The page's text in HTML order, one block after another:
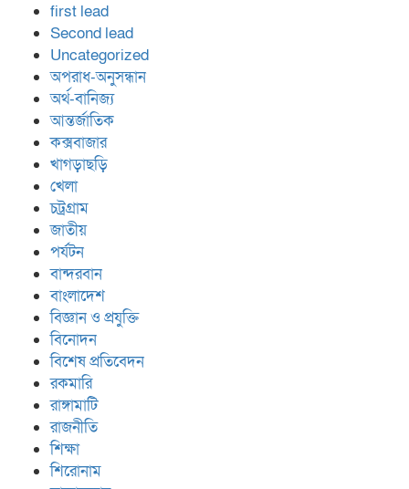
first lead
Second lead
Uncategorized
অপরাধ-অনুসন্ধান
অর্থ-বানিজ্য
আন্তর্জাতিক
কক্সবাজার
খাগড়াছড়ি
খেলা
চট্রগ্রাম
জাতীয়
পর্যটন
বান্দরবান
বাংলাদেশ
বিজ্ঞান ও প্রযুক্তি
বিনোদন
বিশেষ প্রতিবেদন
রকমারি
রাঙ্গামাটি
রাজনীতি
শিক্ষা
শিরোনাম